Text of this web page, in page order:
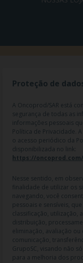
RAZÃO SOCIAL: ONCO
04.307.650/0019-64 | IE:
100 2º andar CJ
Farmacêutico
| AFE: 7.60997-
As informações
automedicação e não
dadas pelo profissional
diagnosticar qualquer
adequado. Ao
Proteção de
A Oncoprod/SAR está
segurança de todas as
informações pessoais
Política de Privacidade.
o acesso periódico da
disponibilizada no link:
https://
Nesse sentido, em
finalidade de utilizar os
navegando, você
pessoais e sensíveis,
classificação, utilização,
distribuição,
eliminação, avaliação
comunicação,
GrupoSC, visando não
para a melhoria dos